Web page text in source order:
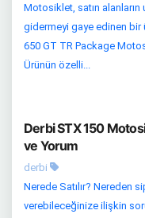
Motosiklet, satın alanların
gidermeyi gaye edinen bir
650 GT TR Package
Ürünün özelli...
Derbi STX 150
ve Yorum
derbi
Nerede Satılır? Nereden
verebileceğinize ilişkin